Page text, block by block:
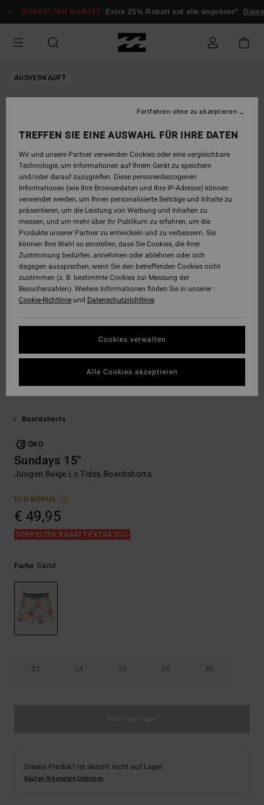
zur
springen
DOPPELTER RABATT Extra 25% Rabatt auf alle angebote* Damen
AUSVERKAUFT
Boardshorts
ÖKO
Sundays 15"
Jungen Beige Lo Tides Boardshorts
ECO-BONUS
€ 49,95
DOPPELTER RABATT EXTRA 25%
Farbe Sand
22 24 26 28 30
Dieses Produkt ist derzeit nicht auf Lager.
Kaufen Sie andere Optionen
TREFFEN SIE EINE AUSWAHL FÜR IHRE DATEN
Wir und unsere Partner verwenden Cookies oder eine vergleichbare
Technologie, um Informationen auf Ihrem Gerät zu speichern
und/oder darauf zuzugreifen. Diese personenbezogenen
Informationen (wie Ihre Browserdaten und Ihre IP-Adresse) können
verwendet werden, um Ihnen personalisierte Beiträge und Inhalte zu
präsentieren, um die Leistung von Werbung und Inhalten zu
messen, und um mehr über ihr Publikum zu erfahren, um die
Produkte unserer Partner zu entwickeln und zu verbessern. Sie
können Ihre Wahl so einstellen, dass Sie Cookies, die Ihrer
Zustimmung bedürfen, annehmen oder ablehnen oder sich
dagegen aussprechen, wenn Sie den betreffenden Cookies nicht
zustimmen (z. B. bestimmte Cookies zur Messung der
Besucherzahlen). Weitere Informationen finden Sie in unserer :
Cookie-Richtlinieund Datenschutzrichtlinie
Cookies verwalten
Fortfahren ohne zu akzeptieren
Alle Cookies akzeptieren